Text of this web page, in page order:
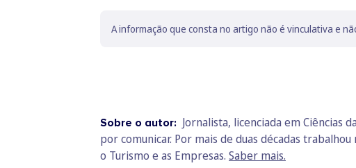
A informação que consta no artigo não é vinculativa e
Sobre o autor: Jornalista, licenciada em Ciências
por comunicar. Por mais de duas décadas
o Turismo e as Empresas. Saber mais.